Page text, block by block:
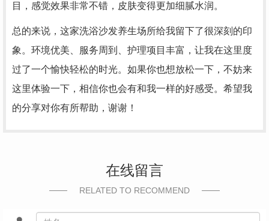
目，感觉效果非常不错，皮肤变得更加细腻水润。
总的来说，这家洗浴沙发养生场所给我留下了很深刻的印
象。环境优美、服务周到、护理项目丰富，让我在这里度
过了一个愉快轻松的时光。如果你也想放松一下，不妨来
这里体验一下，相信你也会有和我一样的好感受。希望我
的分享对你有所帮助，谢谢！
在线留言
RELATED TO RECOMMEND